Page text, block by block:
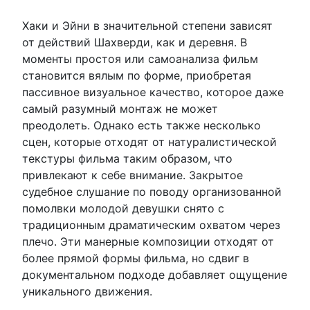
Хаки и Эйни в значительной степени зависят
от действий Шахверди, как и деревня. В
моменты простоя или самоанализа фильм
становится вялым по форме, приобретая
пассивное визуальное качество, которое даже
самый разумный монтаж не может
преодолеть. Однако есть также несколько
сцен, которые отходят от натуралистической
текстуры фильма таким образом, что
привлекают к себе внимание. Закрытое
судебное слушание по поводу организованной
помолвки молодой девушки снято с
традиционным драматическим охватом через
плечо. Эти манерные композиции отходят от
более прямой формы фильма, но сдвиг в
документальном подходе добавляет ощущение
уникального движения.